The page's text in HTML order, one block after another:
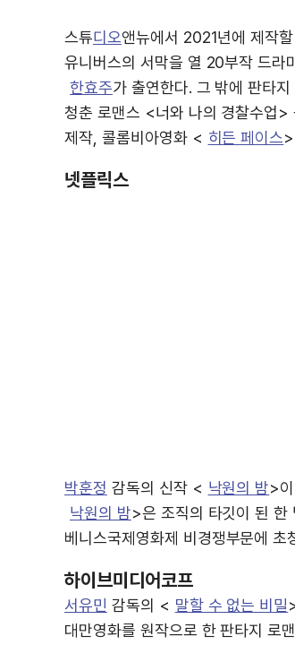
스튜디오앤뉴에서 2021년에 제작
유니버스의 서막을 열 20부작 드라
한효주가 출연한다. 그 밖에 판타
청춘 로맨스 <너와 나의 경찰수업
제작, 콜롬비아영화 < 히든 페이스
넷플릭스
박훈정 감독의 신작 < 낙원의 밤>
낙원의 밤>은 조직의 타깃이 된 한
베니스국제영화제 비경쟁부문에 초
하이브미디어코프
서유민 감독의 < 말할 수 없는 비밀
대만영화를 원작으로 한 판타지 로